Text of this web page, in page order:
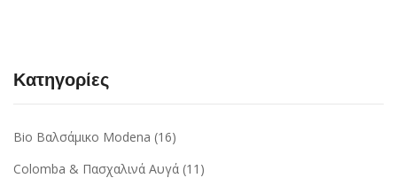
Κατηγορίες
Bio Βαλσάμικο Modena (16)
Colomba & Πασχαλινά Αυγά (11)